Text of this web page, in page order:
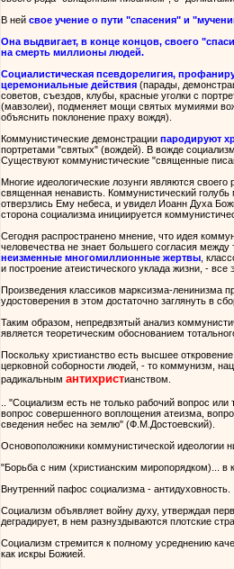
В ней свое учение о пути "спасения" и
Она выдвигает, в конце концов, своего
на смерть миллионы людей.
Социалистическая псевдорелигия,
церемониальные действия(парады,
советов, съездов, клубы, красные уголки с
(мавзолеи), подменяет мощи святых мумиями
объяснить поклонение праху вождя).
Коммунистические демонстрации пародируют
портретами "святых" (вождей). В вожде
Существуют коммунистические "священные
Многие идеологические лозунги являются
священная ненависть. Коммунистический
отверзлись Ему небеса, и увидел Иоанн Духа
сторона социализма инициируется
Cегодня распространено мнение, что идея
человечества не знает большего согласия
неизменные многомиллионные жертвы,
и построение атеистического уклада жизни, - все
Произведения классиков марксизма-ленинизма
удостоверения в этом достаточно заглянуть в
Таким образом, непредвзятый анализ
является теоретическим обоснованием
Поскольку христианство есть высшее
церковной соборности людей, - то коммунизм,
радикальным антихристианством.
.. "Социализм есть не только рабочий вопрос
вопрос совершенного воплощения атеизма,
сведения небес на землю" (Ф.М.Достоевский).
Основоположники коммунистической идеологии
"Борьба с ним (христианским миропорядком)...
Внутренний пафос социализма - антидуховность.
Социализм объявляет войну духу, утверждая
деградирует, в нем разнуздываются плотские
Социализм стремится к полному усреднению
как искры Божией.